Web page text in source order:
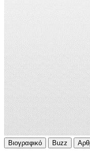
Βιογραφικό Buzz